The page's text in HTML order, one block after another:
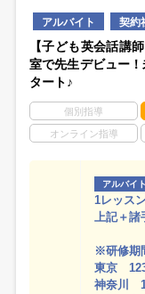
アルバイト 契約
【子ども英会話講
室で先生デビュー
タート♪
個別指導
オンライン指導
アルバイト
1レッス
上記＋諸
※研修期
東京
神奈川